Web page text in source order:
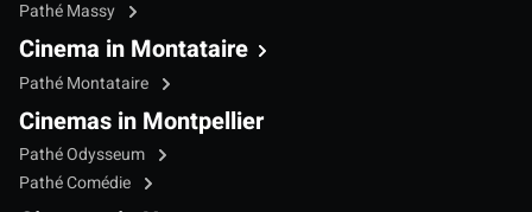
Pathé Massy
Cinema in Montataire
Pathé Montataire
Cinemas in Montpellier
Pathé Odysseum
Pathé Comédie